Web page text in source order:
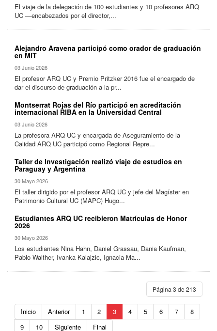
El viaje de la delegación de 100 estudiantes y 10 profesores ARQ
UC —encabezados por el director,...
Alejandro Aravena participó como orador de graduación
en MIT
03 Junio 2026
El profesor ARQ UC y Premio Pritzker 2016 fue el encargado de
dar el discurso de graduación a la pr...
Montserrat Rojas del Río participó en acreditación
internacional RIBA en la Universidad Central
03 Junio 2026
La profesora ARQ UC y encargada de Aseguramiento de la
Calidad ARQ UC participó como Regional Repre...
Taller de Investigación realizó viaje de estudios en
Paraguay y Argentina
30 Mayo 2026
El taller dirigido por el profesor ARQ UC y jefe del Magíster en
Patrimonio Cultural UC (MAPC) Hugo...
Estudiantes ARQ UC recibieron Matrículas de Honor
2026
30 Mayo 2026
Los estudiantes Nina Hahn, Daniel Grassau, Dania Kaufman,
Pablo Walther, Ivanka Kalajzic, Ignacia Ma...
Página 3 de 213
Inicio Anterior 1 2 3 4 5 6 7
8
9
10 Siguiente Final